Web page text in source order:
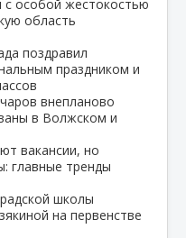
особой жестокостью
область
поздравил
праздником и
внепланово
в Волжском и
вакансии, но
главные тренды
школы
на первенстве